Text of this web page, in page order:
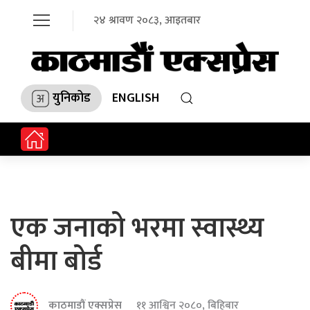
२४ श्रावण २०८३, आइतबार
युनिकोड ENGLISH
एक जनाको भरमा स्वास्थ्य
बीमा बोर्ड
काठमाडौं एक्सप्रेस ११ आश्विन २०८०, बिहिबार